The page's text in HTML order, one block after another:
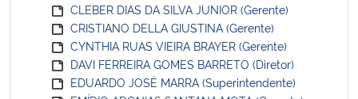
CLEBER DIAS DA SILVA JUNIOR (Gerente)
CRISTIANO DELLA GIUSTINA (Gerente)
CYNTHIA RUAS VIEIRA BRAYER (Gerente)
DAVI FERREIRA GOMES BARRETO (Diretor)
EDUARDO JOSÉ MARRA (Superintendente)